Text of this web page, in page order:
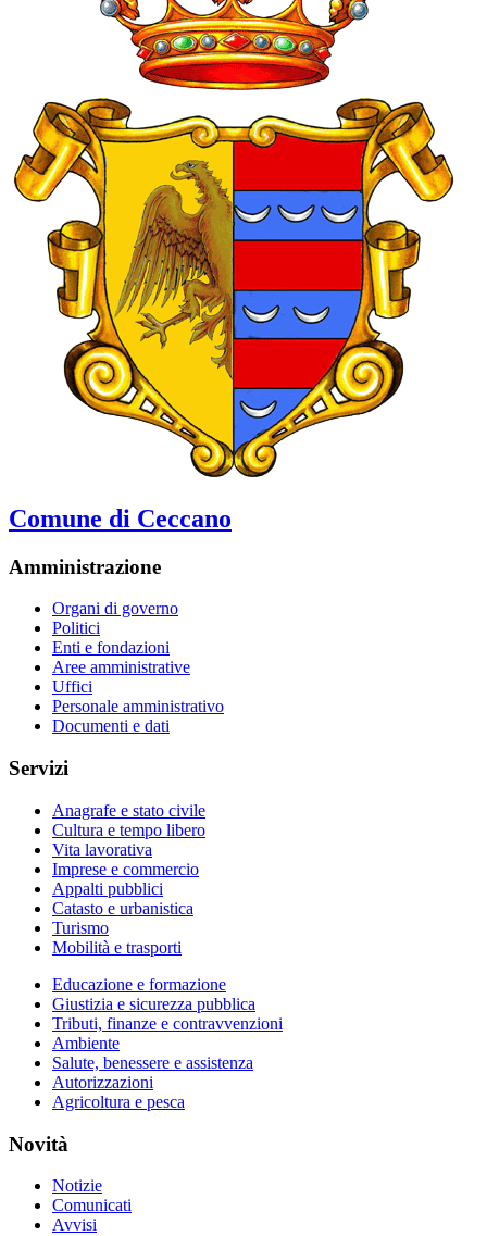
Comune di Ceccano
Amministrazione
Organi di governo
Politici
Enti e fondazioni
Aree amministrative
Uffici
Personale amministrativo
Documenti e dati
Servizi
Anagrafe e stato civile
Cultura e tempo libero
Vita lavorativa
Imprese e commercio
Appalti pubblici
Catasto e urbanistica
Turismo
Mobilità e trasporti
Educazione e formazione
Giustizia e sicurezza pubblica
Tributi, finanze e contravvenzioni
Ambiente
Salute, benessere e assistenza
Autorizzazioni
Agricoltura e pesca
Novità
Notizie
Comunicati
Avvisi